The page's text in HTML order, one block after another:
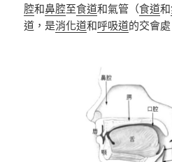
腔和鼻腔至食道和氣管（食道和
道，是消化道和呼吸道的交會